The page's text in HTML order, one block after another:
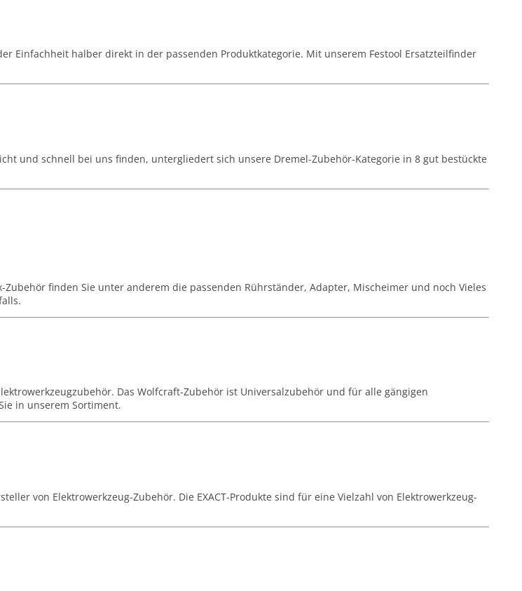
Einfachheit halber direkt in der passenden Produktkategorie. Mit unserem Festool Ersatzteilfinder
und schnell bei uns finden, untergliedert sich unsere Dremel-Zubehör-Kategorie in 8 gut bestückte
finden Sie unter anderem die passenden Rührständer, Adapter, Mischeimer und noch Vieles
Das Wolfcraft-Zubehör ist Universalzubehör und für alle gängigen
in unserem Sortiment.
von Elektrowerkzeug-Zubehör. Die EXACT-Produkte sind für eine Vielzahl von Elektrowerkzeug-